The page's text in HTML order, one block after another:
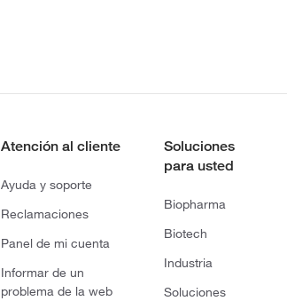
Atención al cliente
Ayuda y soporte
Reclamaciones
Panel de mi cuenta
Informar de un
problema de la web
Soluciones
para usted
Biopharma
Biotech
Industria
Soluciones